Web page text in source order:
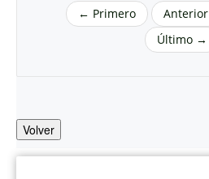
← Primero Anterior
Último →
Volver